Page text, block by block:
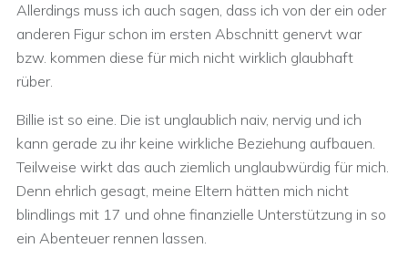
Allerdings muss ich auch sagen, dass ich von der ein oder
anderen Figur schon im ersten Abschnitt genervt war
bzw. kommen diese für mich nicht wirklich glaubhaft
rüber.
Billie ist so eine. Die ist unglaublich naiv, nervig und ich
kann gerade zu ihr keine wirkliche Beziehung aufbauen.
Teilweise wirkt das auch ziemlich unglaubwürdig für mich.
Denn ehrlich gesagt, meine Eltern hätten mich nicht
blindlings mit 17 und ohne finanzielle Unterstützung in so
ein Abenteuer rennen lassen.